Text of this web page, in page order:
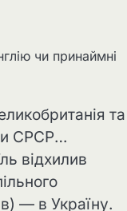
чи принаймні
та
СРСР…
відхилив
— в Україну.